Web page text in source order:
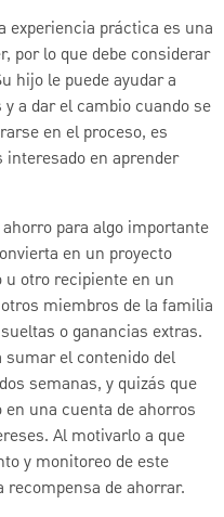
experiencia práctica es una
por lo que debe considerar
hijo le puede ayudar a
a dar el cambio cuando se
en el proceso, es
en aprender
ahorro para algo importante
en un proyecto
otro recipiente en un
miembros de la familia
o ganancias extras.
sumar el contenido del
semanas, y quizás que
una cuenta de ahorros
Al motivarlo a que
y monitoreo de este
de ahorrar.